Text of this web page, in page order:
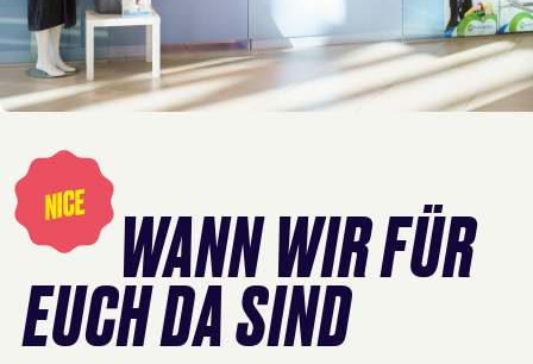
überspringen
NICE WANN WIR FÜR
EUCH DA SIND